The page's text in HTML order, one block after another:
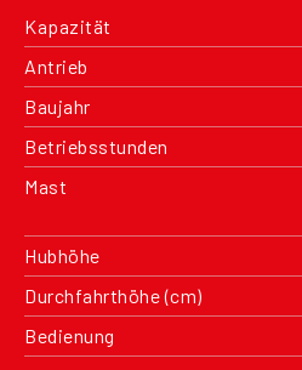
Kapazität
Antrieb
Baujahr
Betriebsstunden
Mast
Hubhöhe
Durchfahrthöhe (cm)
Bedienung